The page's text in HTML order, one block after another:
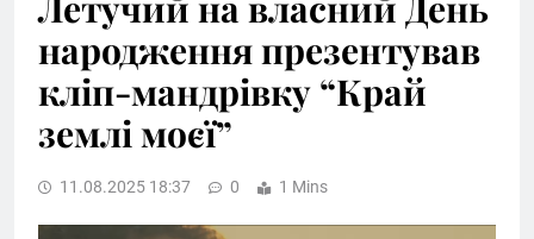
народження презентував
кліп-мандрівку “Край
землі моєї”
11.08.2025 18:37 0 1 Mins